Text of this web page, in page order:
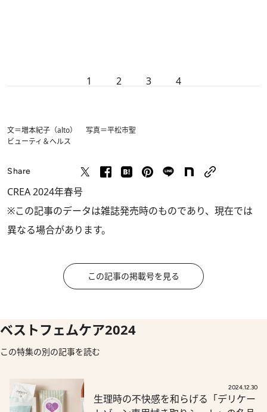
1 2 3 4
文＝増本紀子（alto） 写真＝平松市聖
ビューティ＆ヘルス
Share
CREA 2024年春号
※この記事のデータは雑誌発売時のものであり、現在では
異なる場合があります。
この記事の掲載号を見る
ベストフェムケア2024
この特集の別の記事を読む
2024.12.30
生理時の不快感を和らげる「デリケー